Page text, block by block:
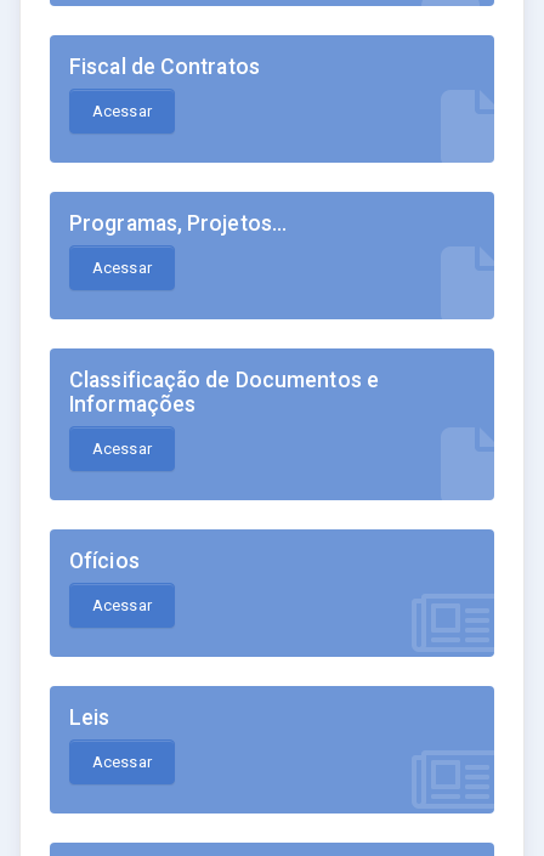
Fiscal de Contratos
Acessar
Programas, Projetos...
Acessar
Classificação de Documentos e
Informações
Acessar
Ofícios
Acessar
Leis
Acessar